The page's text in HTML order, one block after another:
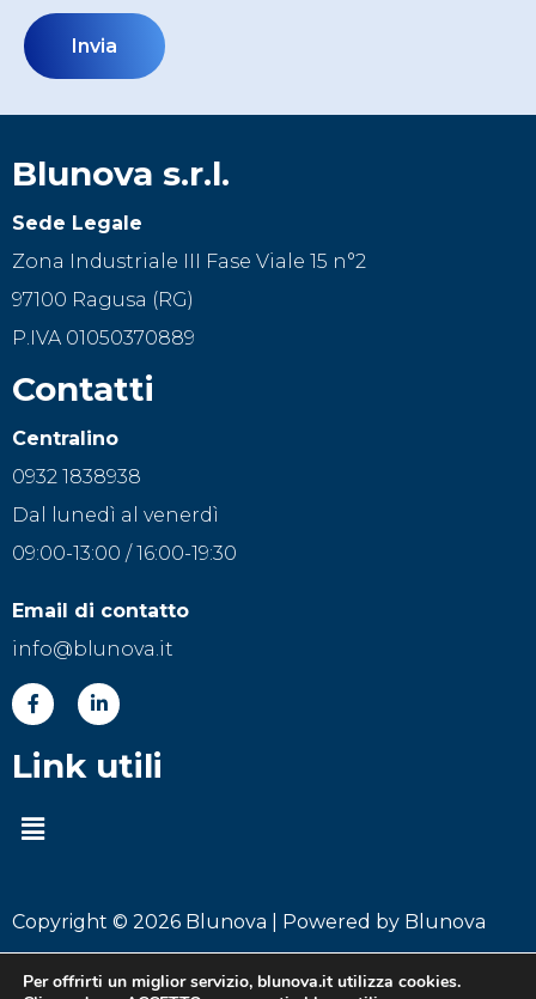
Blunova s.r.l.
Sede Legale
Zona Industriale III Fase Viale 15 n°2
97100 Ragusa (RG)
P.IVA 01050370889
Contatti
Centralino
0932 1838938
Dal lunedì al venerdì
09:00-13:00 / 16:00-19:30
Email di contatto
info@blunova.it
Link utili
Copyright © 2026 Blunova | Powered by Blunova
Powered byBS Marketingfor ON Digital Marketing
Per offrirti un miglior servizio, blunova.it utilizza cookies.